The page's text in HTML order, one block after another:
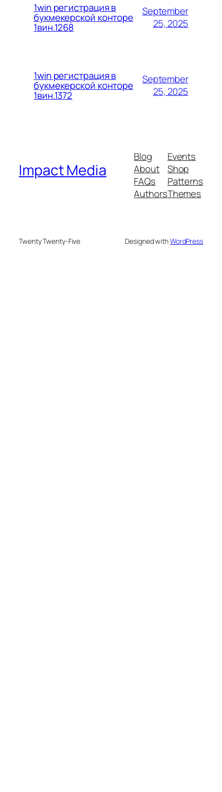
1win регистрация в
букмекерской конторе
1вин.1268
September
25, 2025
1win регистрация в
букмекерской конторе
1вин.1372
September
25, 2025
Impact Media
Blog
About
FAQs
Authors
Events
Shop
Patterns
Themes
Twenty Twenty-Five Designed withWordPress